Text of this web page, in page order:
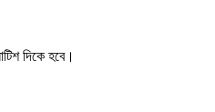
দিকে হবে।